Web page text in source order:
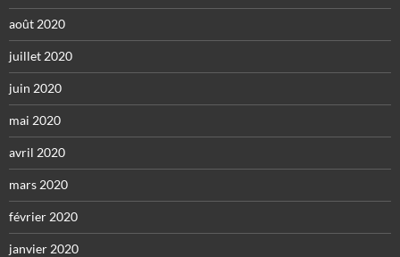
août 2020
juillet 2020
juin 2020
mai 2020
avril 2020
mars 2020
février 2020
janvier 2020